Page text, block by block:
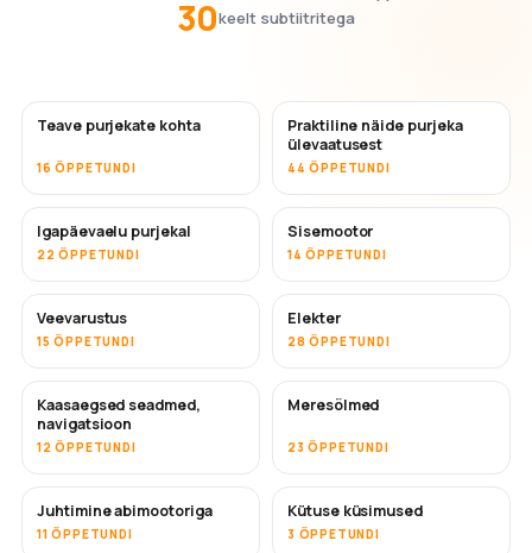
30keelt subtiitritega
Teave purjekate kohta
16 ÕPPETUNDI
Praktiline näide purjeka
ülevaatusest
44 ÕPPETUNDI
Igapäevaelu purjekal
22 ÕPPETUNDI
Sisemootor
14 ÕPPETUNDI
Veevarustus
15 ÕPPETUNDI
Elekter
28 ÕPPETUNDI
Kaasaegsed seadmed,
navigatsioon
12 ÕPPETUNDI
Meresõlmed
23 ÕPPETUNDI
Juhtimine abimootoriga
11 ÕPPETUNDI
Kütuse küsimused
3 ÕPPETUNDI